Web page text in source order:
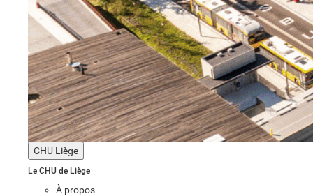
CHU Liège
Le CHU de Liège
À propos